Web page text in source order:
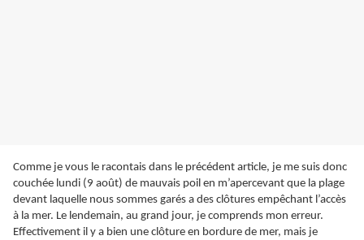
Comme je vous le racontais dans le précédent article, je me suis donc
couchée lundi (9 août) de mauvais poil en m’apercevant que la plage
devant laquelle nous sommes garés a des clôtures empêchant l’accès
à la mer. Le lendemain, au grand jour, je comprends mon erreur.
Effectivement il y a bien une clôture en bordure de mer, mais je